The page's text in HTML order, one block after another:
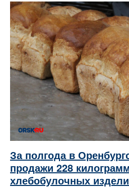
За полгода в
продажи 228
хлебобулочных